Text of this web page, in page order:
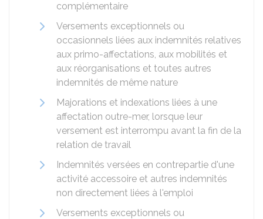
complémentaire
Versements exceptionnels ou
occasionnels liées aux indemnités relatives
aux primo-affectations, aux mobilités et
aux réorganisations et toutes autres
indemnités de même nature
Majorations et indexations liées à une
affectation outre-mer, lorsque leur
versement est interrompu avant la fin de la
relation de travail
Indemnités versées en contrepartie d'une
activité accessoire et autres indemnités
non directement liées à l'emploi
Versements exceptionnels ou